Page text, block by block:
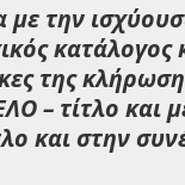
την
κατάλογος
της
– τίτλο και
και στην